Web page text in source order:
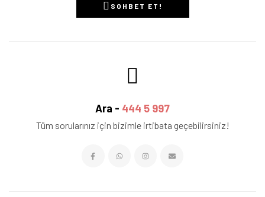
SOHBET ET!
Ara - 444 5 997
Tüm sorularınız için bizimle irtibata geçebilirsiniz!